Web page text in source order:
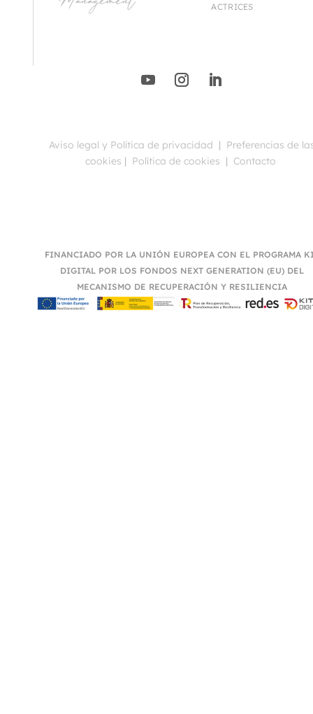
ACTRICES
Aviso legal y Política de privacidad | Preferencias de
cookies | Política de cookies | Contacto
FINANCIADO POR LA UNIÓN EUROPEA CON EL PROGRAMA
DIGITAL POR LOS FONDOS NEXT GENERATION (EU) DEL
MECANISMO DE RECUPERACIÓN Y RESILIENCIA